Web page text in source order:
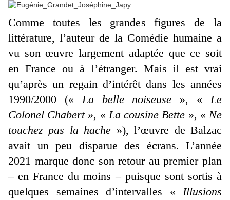
Comme toutes les grandes figures de la
littérature, l’auteur de la Comédie humaine a
vu son œuvre largement adaptée que ce soit
en France ou à l’étranger. Mais il est vrai
qu’après un regain d’intérêt dans les années
1990/2000 («La belle noiseuse », «Le
Colonel Chabert», «La cousine Bette », «Ne
touchez pas la hache »), l’œuvre de Balzac
avait un peu disparue des écrans. L’année
2021 marque donc son retour au premier plan
– en France du moins – puisque sont sortis à
quelques semaines d’intervalles « Illusions